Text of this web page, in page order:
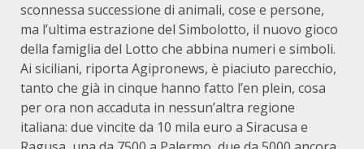
sconnessa successione di animali, cose e persone,
ma l’ultima estrazione del Simbolotto, il nuovo gioco
della famiglia del Lotto che abbina numeri e simboli.
Ai siciliani, riporta Agipronews, è piaciuto parecchio,
tanto che già in cinque hanno fatto l’en plein, cosa
per ora non accaduta in nessun’altra regione
italiana: due vincite da 10 mila euro a Siracusa e